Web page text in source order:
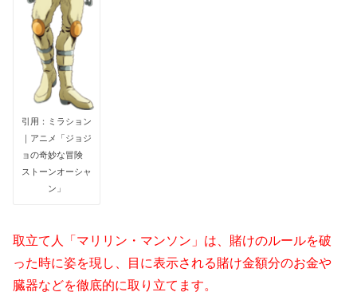
引用：ミラション
｜アニメ「ジョジ
ョの奇妙な冒険
ストーンオーシャ
ン」
取立て人「マリリン・マンソン」は、賭けのルールを破
った時に姿を現し、目に表示される賭け金額分のお金や
臓器などを徹底的に取り立てます。